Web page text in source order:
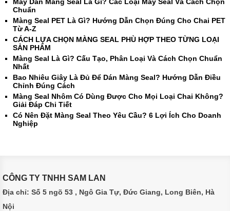
Chuẩn
Màng Seal PET Là Gì? Hướng Dẫn Chọn Đúng Cho Chai PET
Từ A-Z
CÁCH LỰA CHỌN MÀNG SEAL PHÙ HỢP THEO TỪNG LOẠI
SẢN PHẨM
Màng Seal Là Gì? Cấu Tạo, Phân Loại Và Cách Chọn Chuẩn
Nhất
Bao Nhiêu Giây Là Đủ Để Dán Màng Seal? Hướng Dẫn Điều
Chỉnh Đúng Cách
Màng Seal Nhôm Có Dùng Được Cho Mọi Loại Chai Không?
Giải Đáp Chi Tiết
Có Nên Đặt Màng Seal Theo Yêu Cầu? 6 Lợi Ích Cho Doanh
Nghiệp
CÔNG TY TNHH SAM LAN
Địa chỉ: Số 5 ngõ 53 , Ngô Gia Tự, Đức Giang, Long Biên, Hà
Nội